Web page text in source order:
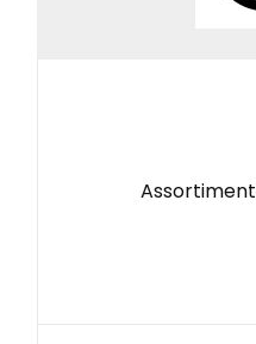
Assortiment